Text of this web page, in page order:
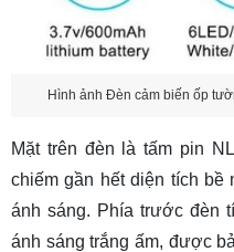
Hình ảnh Đèn cảm biến ốp
Mặt trên đèn là tấm pin
chiếm gần hết diện tích bề
ánh sáng. Phía trước đèn
ánh sáng trắng ấm, được